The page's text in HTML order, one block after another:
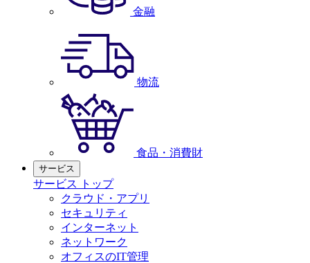
金融
物流
食品・消費財
サービス
サービス トップ
クラウド・アプリ
セキュリティ
インターネット
ネットワーク
オフィスのIT管理